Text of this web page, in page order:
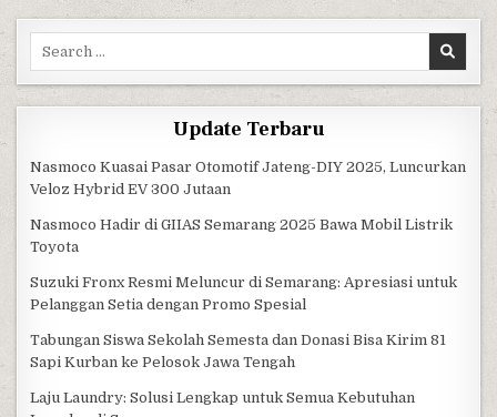
Search for:
Update Terbaru
Nasmoco Kuasai Pasar Otomotif Jateng-DIY 2025, Luncurkan
Veloz Hybrid EV 300 Jutaan
Nasmoco Hadir di GIIAS Semarang 2025 Bawa Mobil Listrik
Toyota
Suzuki Fronx Resmi Meluncur di Semarang: Apresiasi untuk
Pelanggan Setia dengan Promo Spesial
Tabungan Siswa Sekolah Semesta dan Donasi Bisa Kirim 81
Sapi Kurban ke Pelosok Jawa Tengah
Laju Laundry: Solusi Lengkap untuk Semua Kebutuhan